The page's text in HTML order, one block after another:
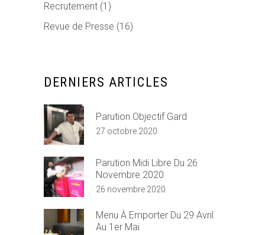
Recrutement (1)
Revue de Presse (16)
DERNIERS ARTICLES
Parution Objectif Gard
27 octobre 2020
Parution Midi Libre Du 26
Novembre 2020
26 novembre 2020
Menu À Emporter Du 29 Avril
Au 1er Mai